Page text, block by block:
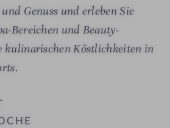
Genuss und erleben Sie
Bereichen und Beauty-
kulinarischen Köstlichkeiten in